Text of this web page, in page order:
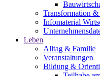
Transformation
Infomaterial
Leben
Alltag & Familie
Veranstaltungen
Bildung &